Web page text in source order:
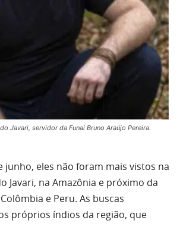
Javari, servidor da Funai Bruno Araújo Pereira.
junho, eles não foram mais vistos na
Javari, na Amazônia e próximo da
e Peru. As buscas
próprios índios da região, que